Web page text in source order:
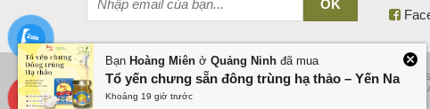
KHO GIAO DIỆN WEB QUẢNG CÁO GOOGLE QUẢN TRỊ
QUẢN TRỊ FANPAGE QUẢNG BÌNH
THIẾT KẾ WEB TẠI ĐỒNG HỚI
Bạn Hoàng Miên ở Quảng Ninh đã mua
Tổ yến chưng sẵn đông trùng hạ thảo – Yến Na
Khoảng 19 giờ trước